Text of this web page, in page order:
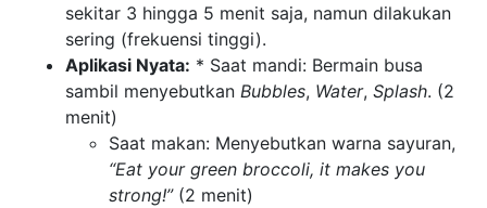
sekitar 3 hingga 5 menit saja, namun dilakukan
sering (frekuensi tinggi).
Aplikasi Nyata: * Saat mandi: Bermain busa
sambil menyebutkan Bubbles, Water, Splash. (2
menit)
Saat makan: Menyebutkan warna sayuran,
“Eat your green broccoli, it makes you
strong!”(2 menit)